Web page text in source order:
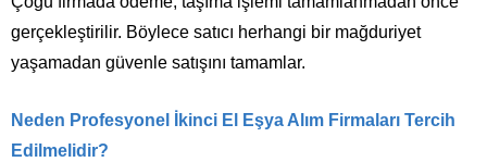
gerçekleştirilir. Böylece satıcı herhangi bir mağduriyet
yaşamadan güvenle satışını tamamlar.
Neden Profesyonel İkinci El Eşya Alım Firmaları Tercih
Edilmelidir?